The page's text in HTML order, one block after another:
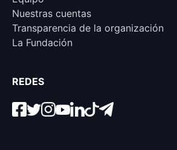
Nuestras cuentas
Transparencia de la organización
La Fundación
REDES